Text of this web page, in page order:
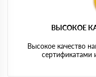
ВЫСОКОЕ
Высокое качество